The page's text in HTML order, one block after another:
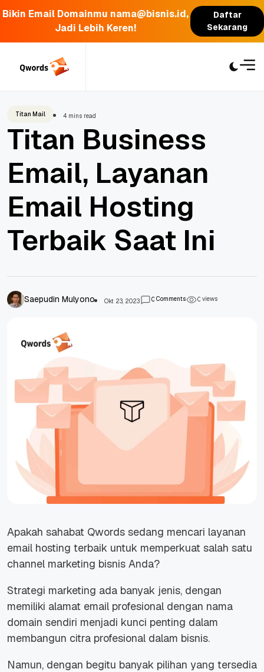
Bikin Email Domainmu nama@bisnis.id,
Jadi Lebih Keren!
Daftar
Sekarang
Titan Mail 4 mins read
Titan Business
Email, Layanan
Email Hosting
Terbaik Saat Ini
Saepudin Mulyono Okt 23, 2023 0Comments 0views
Apakah sahabat Qwords sedang mencari layanan
email hosting terbaik untuk memperkuat salah satu
channel marketing bisnis Anda?
Strategi marketing ada banyak jenis, dengan
memiliki alamat email profesional dengan nama
domain sendiri menjadi kunci penting dalam
membangun citra profesional dalam bisnis.
Namun, dengan begitu banyak pilihan yang tersedia